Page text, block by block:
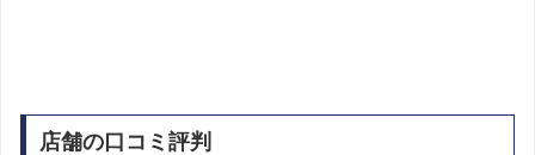
店舗の口コミ評判